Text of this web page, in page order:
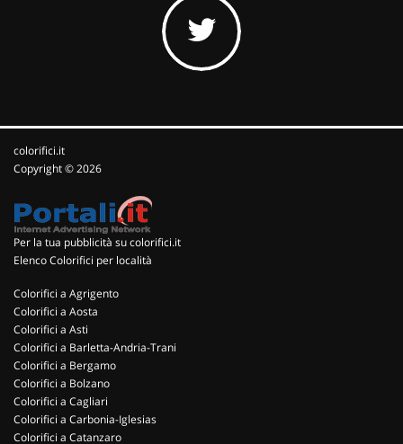
colorifici.it
Copyright © 2026
Per la tua pubblicità su colorifici.it
Elenco Colorifici per località
Colorifici a Agrigento
Colorifici a Aosta
Colorifici a Asti
Colorifici a Barletta-Andria-Trani
Colorifici a Bergamo
Colorifici a Bolzano
Colorifici a Cagliari
Colorifici a Carbonia-Iglesias
Colorifici a Catanzaro